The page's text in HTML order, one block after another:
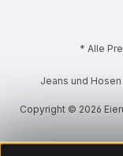
* Alle
Jeans und
Copyright © 2026